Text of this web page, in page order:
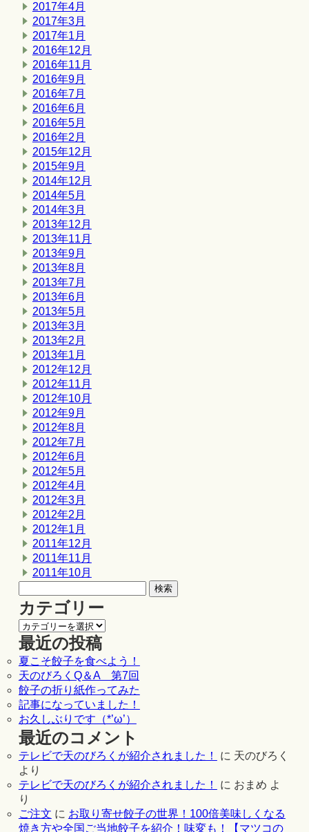
2017年4月
2017年3月
2017年1月
2016年12月
2016年11月
2016年9月
2016年7月
2016年6月
2016年5月
2016年2月
2015年12月
2015年9月
2014年12月
2014年5月
2014年3月
2013年12月
2013年11月
2013年9月
2013年8月
2013年7月
2013年6月
2013年5月
2013年3月
2013年2月
2013年1月
2012年12月
2012年11月
2012年10月
2012年9月
2012年8月
2012年7月
2012年6月
2012年5月
2012年4月
2012年3月
2012年2月
2012年1月
2011年12月
2011年11月
2011年10月
カテゴリー
最近の投稿
夏こそ餃子を食べよう！
天のびろくQ＆A 第7回
餃子の折り紙作ってみた
記事になっていました！
お久しぶりです（*’ω’）
最近のコメント
テレビで天のびろくが紹介されました！ に 天のびろく
より
テレビで天のびろくが紹介されました！
に おまめ よ
り
ご注文 に お取り寄せ餃子の世界！100倍美味しくなる
焼き方や全国ご当地餃子を紹介！味変も！【マツコの